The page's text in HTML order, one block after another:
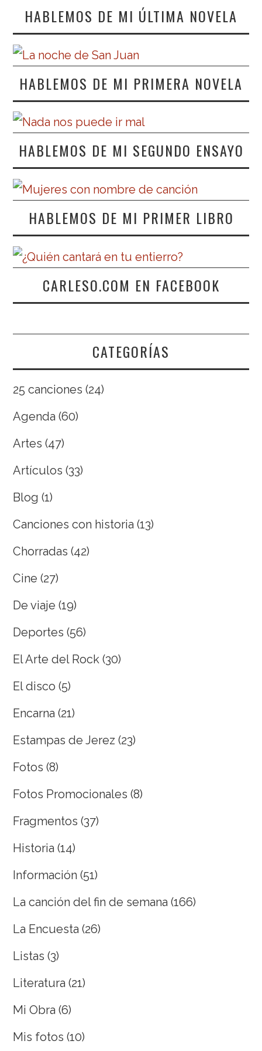
HABLEMOS DE MI ÚLTIMA NOVELA
HABLEMOS DE MI PRIMERA NOVELA
HABLEMOS DE MI SEGUNDO ENSAYO
HABLEMOS DE MI PRIMER LIBRO
CARLESO.COM EN FACEBOOK
CATEGORÍAS
25 canciones (24)
Agenda (60)
Artes (47)
Artículos (33)
Blog (1)
Canciones con historia (13)
Chorradas (42)
Cine (27)
De viaje (19)
Deportes (56)
El Arte del Rock (30)
El disco (5)
Encarna (21)
Estampas de Jerez (23)
Fotos (8)
Fotos Promocionales (8)
Fragmentos (37)
Historia (14)
Información (51)
La canción del fin de semana (166)
La Encuesta (26)
Listas (3)
Literatura (21)
Mi Obra (6)
Mis fotos (10)